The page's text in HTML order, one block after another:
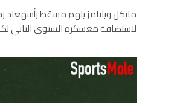
مايكل ويليامز يلهم مسقط رأسهعاد
لاستضافة معسكره السنوي الثاني